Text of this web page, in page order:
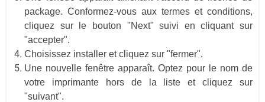
package. Conformez-vous aux termes et conditions,
cliquez sur le bouton "Next" suivi en cliquant sur
"accepter".
Choisissez installer et cliquez sur "fermer".
Une nouvelle fenêtre apparaît. Optez pour le nom de
votre imprimante hors de la liste et cliquez sur
"suivant".